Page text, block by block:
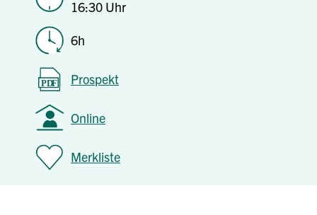
16:30 Uhr
6h
Prospekt
Online
Merkliste